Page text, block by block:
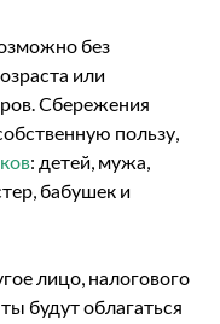
без
или
Сбережения
пользу,
: детей, мужа,
бабушек и
лицо, налогового
будут облагаться